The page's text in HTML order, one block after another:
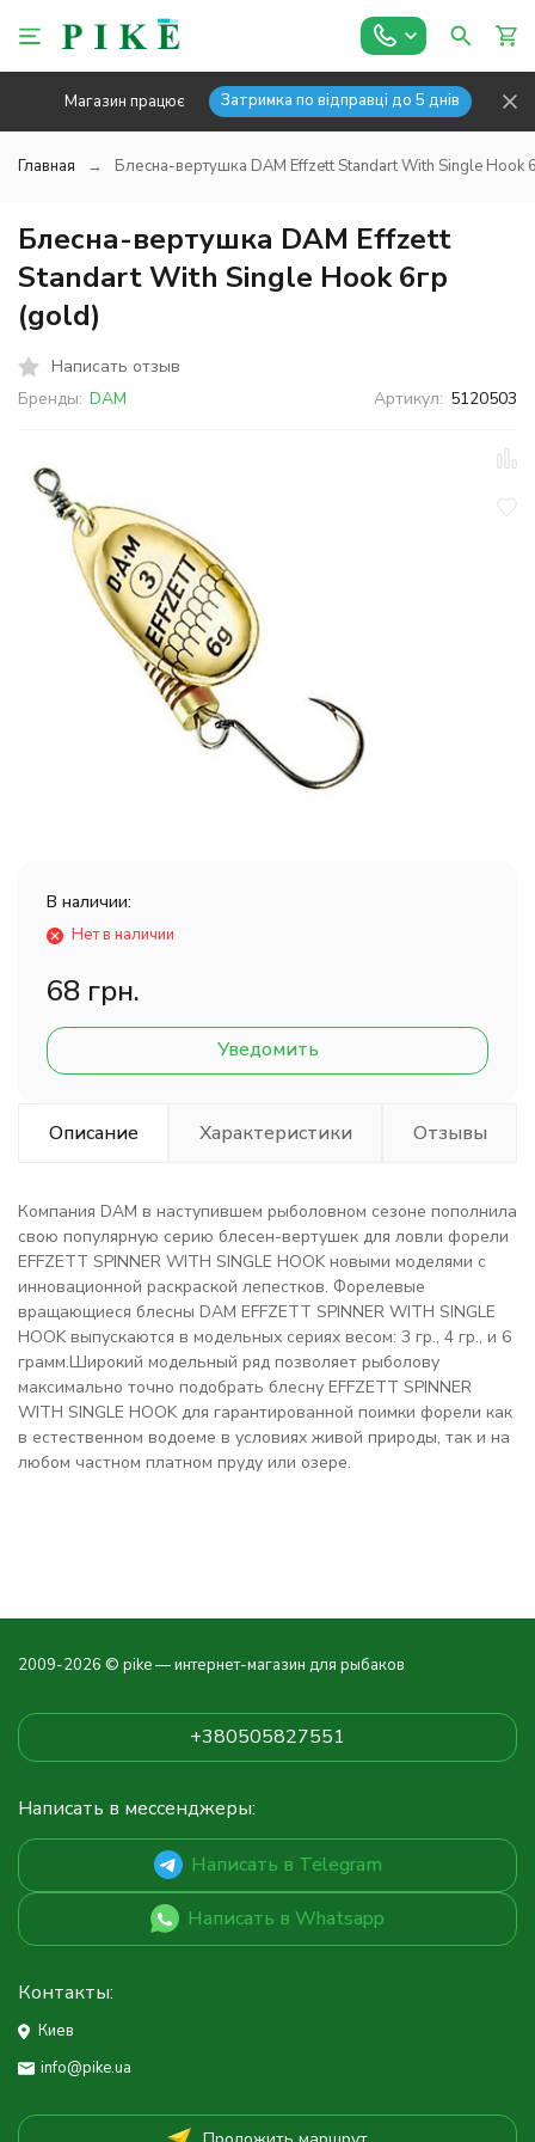
Магазин працює Затримка по відправці до 5 днів
Главная Блесна-вертушка DAM Effzett Standart With Single Hook
Блесна-вертушка DAM Effzett
Standart With Single Hook 6гр
(gold)
Написать отзыв
Бренды: DAM Артикул: 5120503
В наличии:
Нет в наличии
68 грн.
Уведомить
Описание Характеристики Отзывы
Компания DAM в наступившем рыболовном сезоне пополнила
свою популярную серию блесен-вертушек для ловли форели
EFFZETT SPINNER WITH SINGLE HOOK новыми моделями с
инновационной раскраской лепестков. Форелевые
вращающиеся блесны DAM EFFZETT SPINNER WITH SINGLE
HOOK выпускаются в модельных сериях весом: 3 гр., 4 гр., и 6
грамм.Широкий модельный ряд позволяет рыболову
максимально точно подобрать блесну EFFZETT SPINNER
WITH SINGLE HOOK для гарантированной поимки форели как
в естественном водоеме в условиях живой природы, так и на
любом частном платном пруду или озере.
2009-2026 © pike — интернет-магазин для рыбаков
+380505827551
Написать в мессенджеры:
Написать в Telegram
Написать в Whatsapp
Контакты:
Киев
info@pike.ua